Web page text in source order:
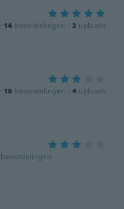
· 14 beoordelingen · 2 uploads
· 19 beoordelingen · 4 uploads
beoordelingen